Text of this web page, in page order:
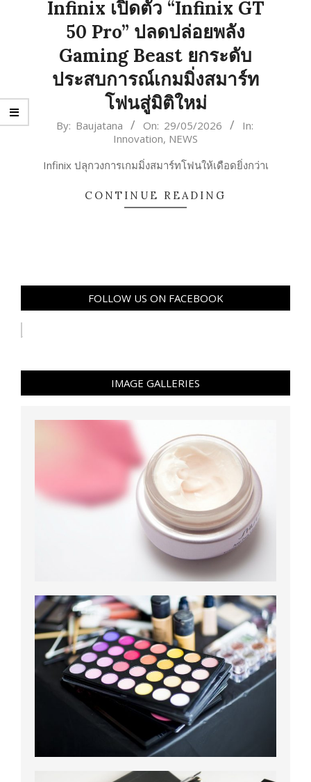
Infinix เปิดตัว “Infinix GT
50 Pro” ปลดปล่อยพลัง
Gaming Beast ยกระดับ
ประสบการณ์เกมมิ่งสมาร์ท
โฟนสู่มิติใหม่
2026-
29
By: Baujatana On: 29/05/2026
In:
Innovation, NEWS
Infinix ปลุกวงการเกมมิ่งสมาร์ทโฟนให้เดือดยิ่งกว่าเ
CONTINUE READING
FOLLOW US ON FACEBOOK
IMAGE GALLERIES